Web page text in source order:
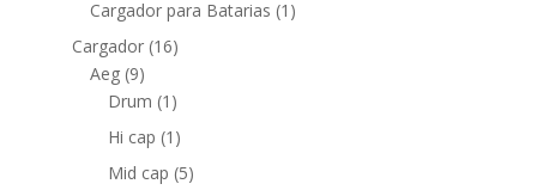
Cargador para Batarias (1)
Cargador (16)
Aeg (9)
Drum (1)
Hi cap (1)
Mid cap (5)